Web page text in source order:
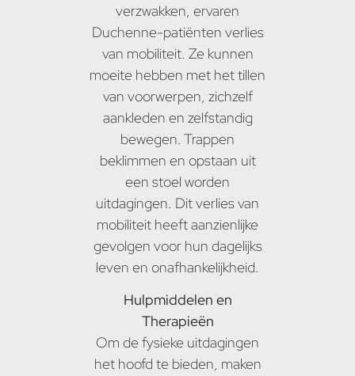
verzwakken, ervaren
Duchenne-patiënten verlies
van mobiliteit. Ze kunnen
moeite hebben met het tillen
van voorwerpen, zichzelf
aankleden en zelfstandig
bewegen. Trappen
beklimmen en opstaan uit
een stoel worden
uitdagingen. Dit verlies van
mobiliteit heeft aanzienlijke
gevolgen voor hun dagelijks
leven en onafhankelijkheid.
Hulpmiddelen en
Therapieën
Om de fysieke uitdagingen
het hoofd te bieden, maken